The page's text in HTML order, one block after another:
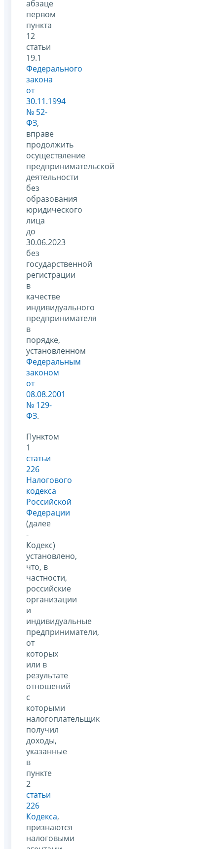
абзаце
первом
пункта
12
статьи
19.1
Федерального
закона
от
30.11.1994
№ 52-
ФЗ,
вправе
продолжить
осуществление
предпринимательской
деятельности
без
образования
юридического
лица
до
30.06.2023
без
государственной
регистрации
в
качестве
индивидуального
предпринимателя
в
порядке,
установленном
Федеральным
законом
от
08.08.2001
№ 129-
ФЗ.
Пунктом
1
статьи
226
Налогового
кодекса
Российской
Федерации
(далее
-
Кодекс)
установлено,
что, в
частности,
российские
организации
и
индивидуальные
предприниматели,
от
которых
или в
результате
отношений
с
которыми
налогоплательщик
получил
доходы,
указанные
в
пункте
2
статьи
226
Кодекса,
признаются
налоговыми